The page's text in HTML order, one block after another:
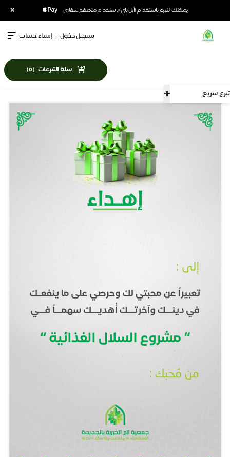
يمكنك التبرع باستخدام (أبل باي) باستخدام متصفح سفاري ×
تبرع سريع
تسجيل دخول | إنشاء حساب
سلة التبرعات (
0
)